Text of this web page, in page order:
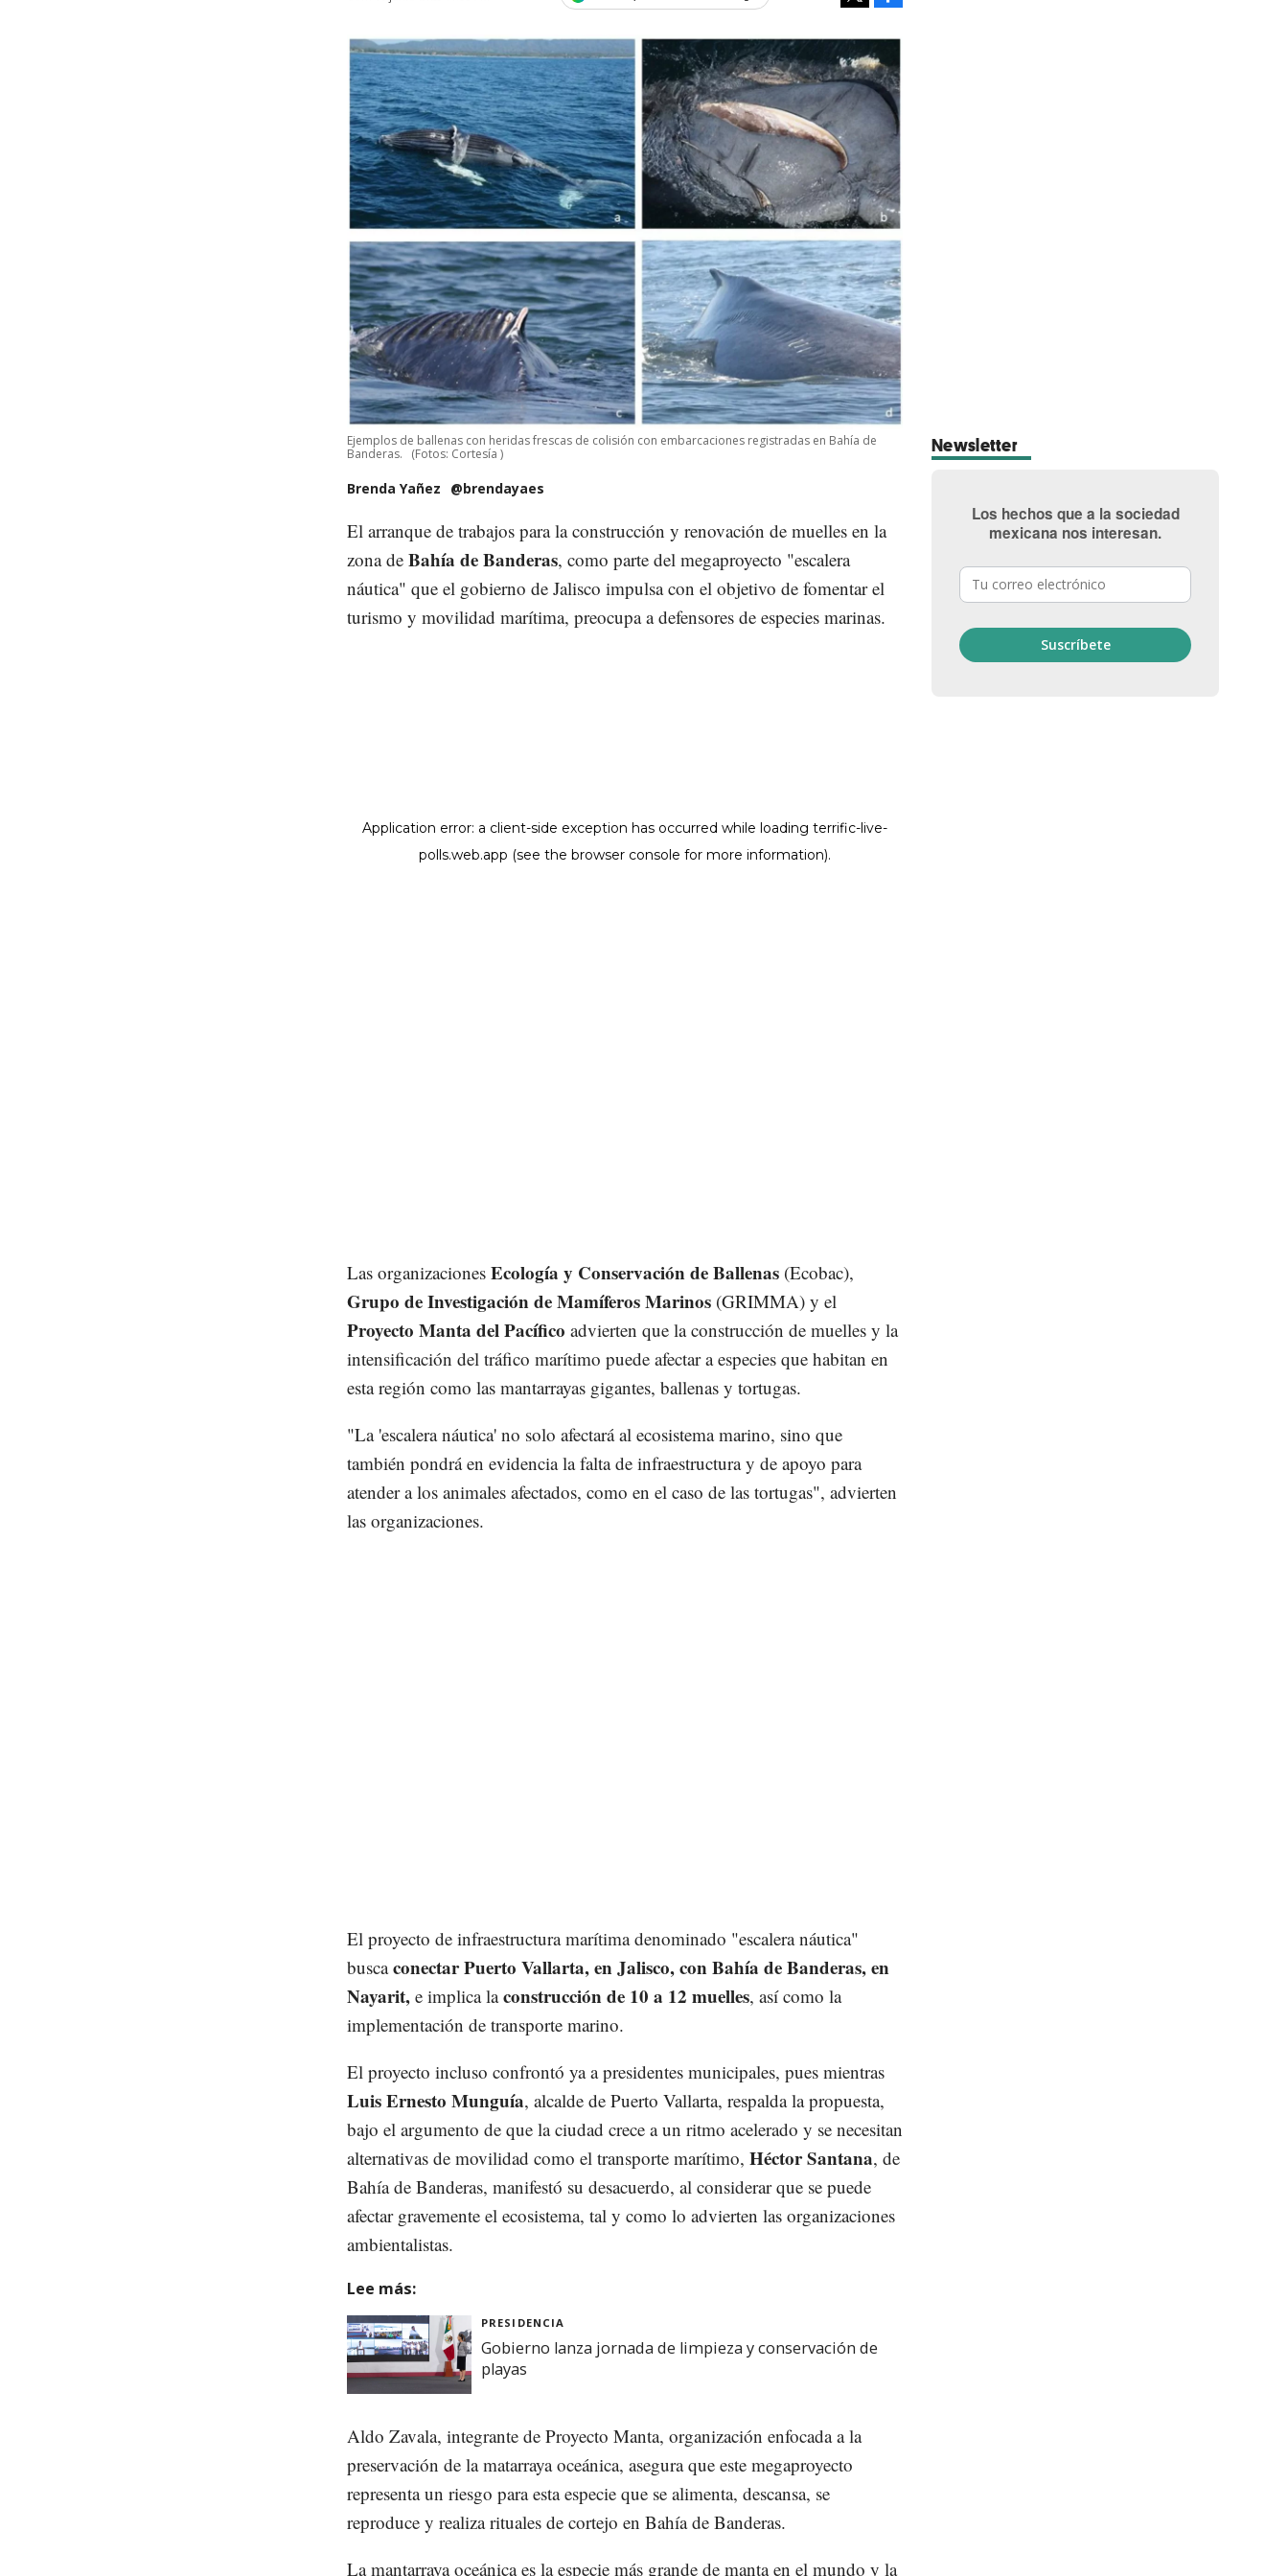
Newsletter
Los hechos que a la sociedad
mexicana nos interesan.
Ejemplos de ballenas con heridas frescas de colisión con embarcaciones registradas en Bahía de
Banderas.
(Fotos: Cortesía )
Brenda Yañez @brendayaes
El arranque de trabajos para la construcción y renovación de muelles en la
zona de Bahía de Banderas, como parte del megaproyecto "escalera
náutica" que el gobierno de Jalisco impulsa con el objetivo de fomentar el
turismo y movilidad marítima, preocupa a defensores de especies marinas.
Las organizaciones Ecología y Conservación de Ballenas (Ecobac),
Grupo de Investigación de Mamíferos Marinos (GRIMMA) y el
Proyecto Manta del Pacífico advierten que la construcción de muelles y la
intensificación del tráfico marítimo puede afectar a especies que habitan en
esta región como las mantarrayas gigantes, ballenas y tortugas.
"La 'escalera náutica' no solo afectará al ecosistema marino, sino que
también pondrá en evidencia la falta de infraestructura y de apoyo para
atender a los animales afectados, como en el caso de las tortugas", advierten
las organizaciones.
El proyecto de infraestructura marítima denominado "escalera náutica"
buscaconectar Puerto Vallarta, en Jalisco, con Bahía de Banderas, en
Nayarit, e implica laconstrucción de 10 a 12 muelles, así como la
implementación de transporte marino.
El proyecto incluso confrontó ya a presidentes municipales, pues mientras
Luis Ernesto Munguía, alcalde de Puerto Vallarta, respalda la propuesta,
bajo el argumento de que la ciudad crece a un ritmo acelerado y se necesitan
alternativas de movilidad como el transporte marítimo, Héctor Santana, de
Bahía de Banderas, manifestó su desacuerdo, al considerar que se puede
afectar gravemente el ecosistema, tal y como lo advierten las organizaciones
ambientalistas.
Lee más:
PRESIDENCIA
Gobierno lanza jornada de limpieza y conservación de
playas
Aldo Zavala, integrante de Proyecto Manta, organización enfocada a la
preservación de la matarraya oceánica, asegura que este megaproyecto
representa un riesgo para esta especie que se alimenta, descansa, se
reproduce y realiza rituales de cortejo en Bahía de Banderas.
La mantarraya oceánica es la especie más grande de manta en el mundo y la